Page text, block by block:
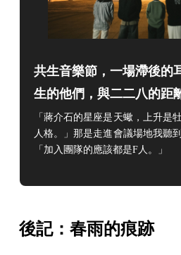
共生音樂節，一場滯後的
生的他們，與二二八的距
「蔣介石的星座是天蠍，上升是
人格。」那是走進會議場地我聽
「加入團隊的應該都是F人。」
後記：春雨的痕跡